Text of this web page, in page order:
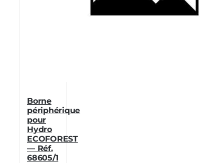
Borne
périphérique
pour
Hydro
ECOFOREST
— Réf.
68605/1